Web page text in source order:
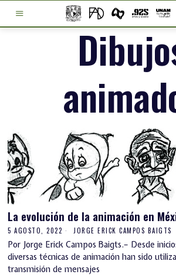
La evolución de la animación en
5 AGOSTO, 2022 JORGE ERICK CAMPOS BAIGTS
Por Jorge Erick Campos Baigts.– Desde
diversas técnicas de animación han sido
transmisión de mensajes